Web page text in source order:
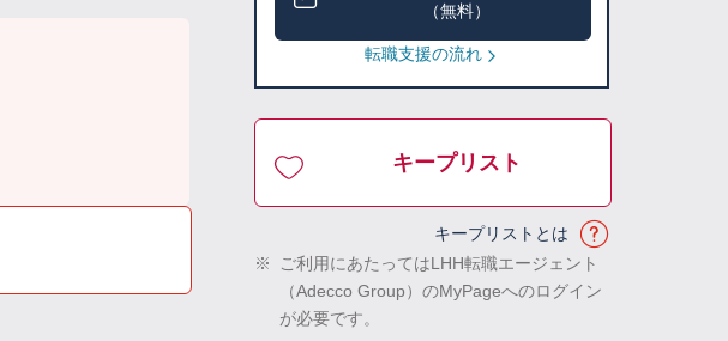
（無料）
転職支援の流れ
キープリスト
キープリストとは
※
ご利用にあたってはLHH転職エージェント
（Adecco Group）のMyPageへのログイン
が必要です。